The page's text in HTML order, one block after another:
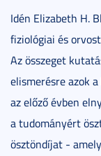
Idén Elizabeth H.
fiziológiai és
Az összeget
elismerésre azok
az előző évben
a tudományért
ösztöndíjat -